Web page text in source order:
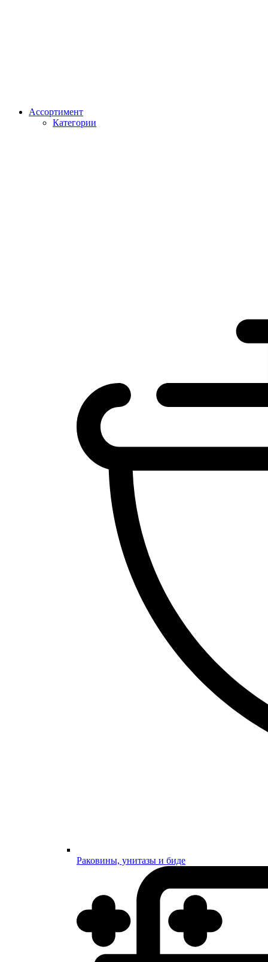
Ассортимент
Категории
Раковины, унитазы и биде